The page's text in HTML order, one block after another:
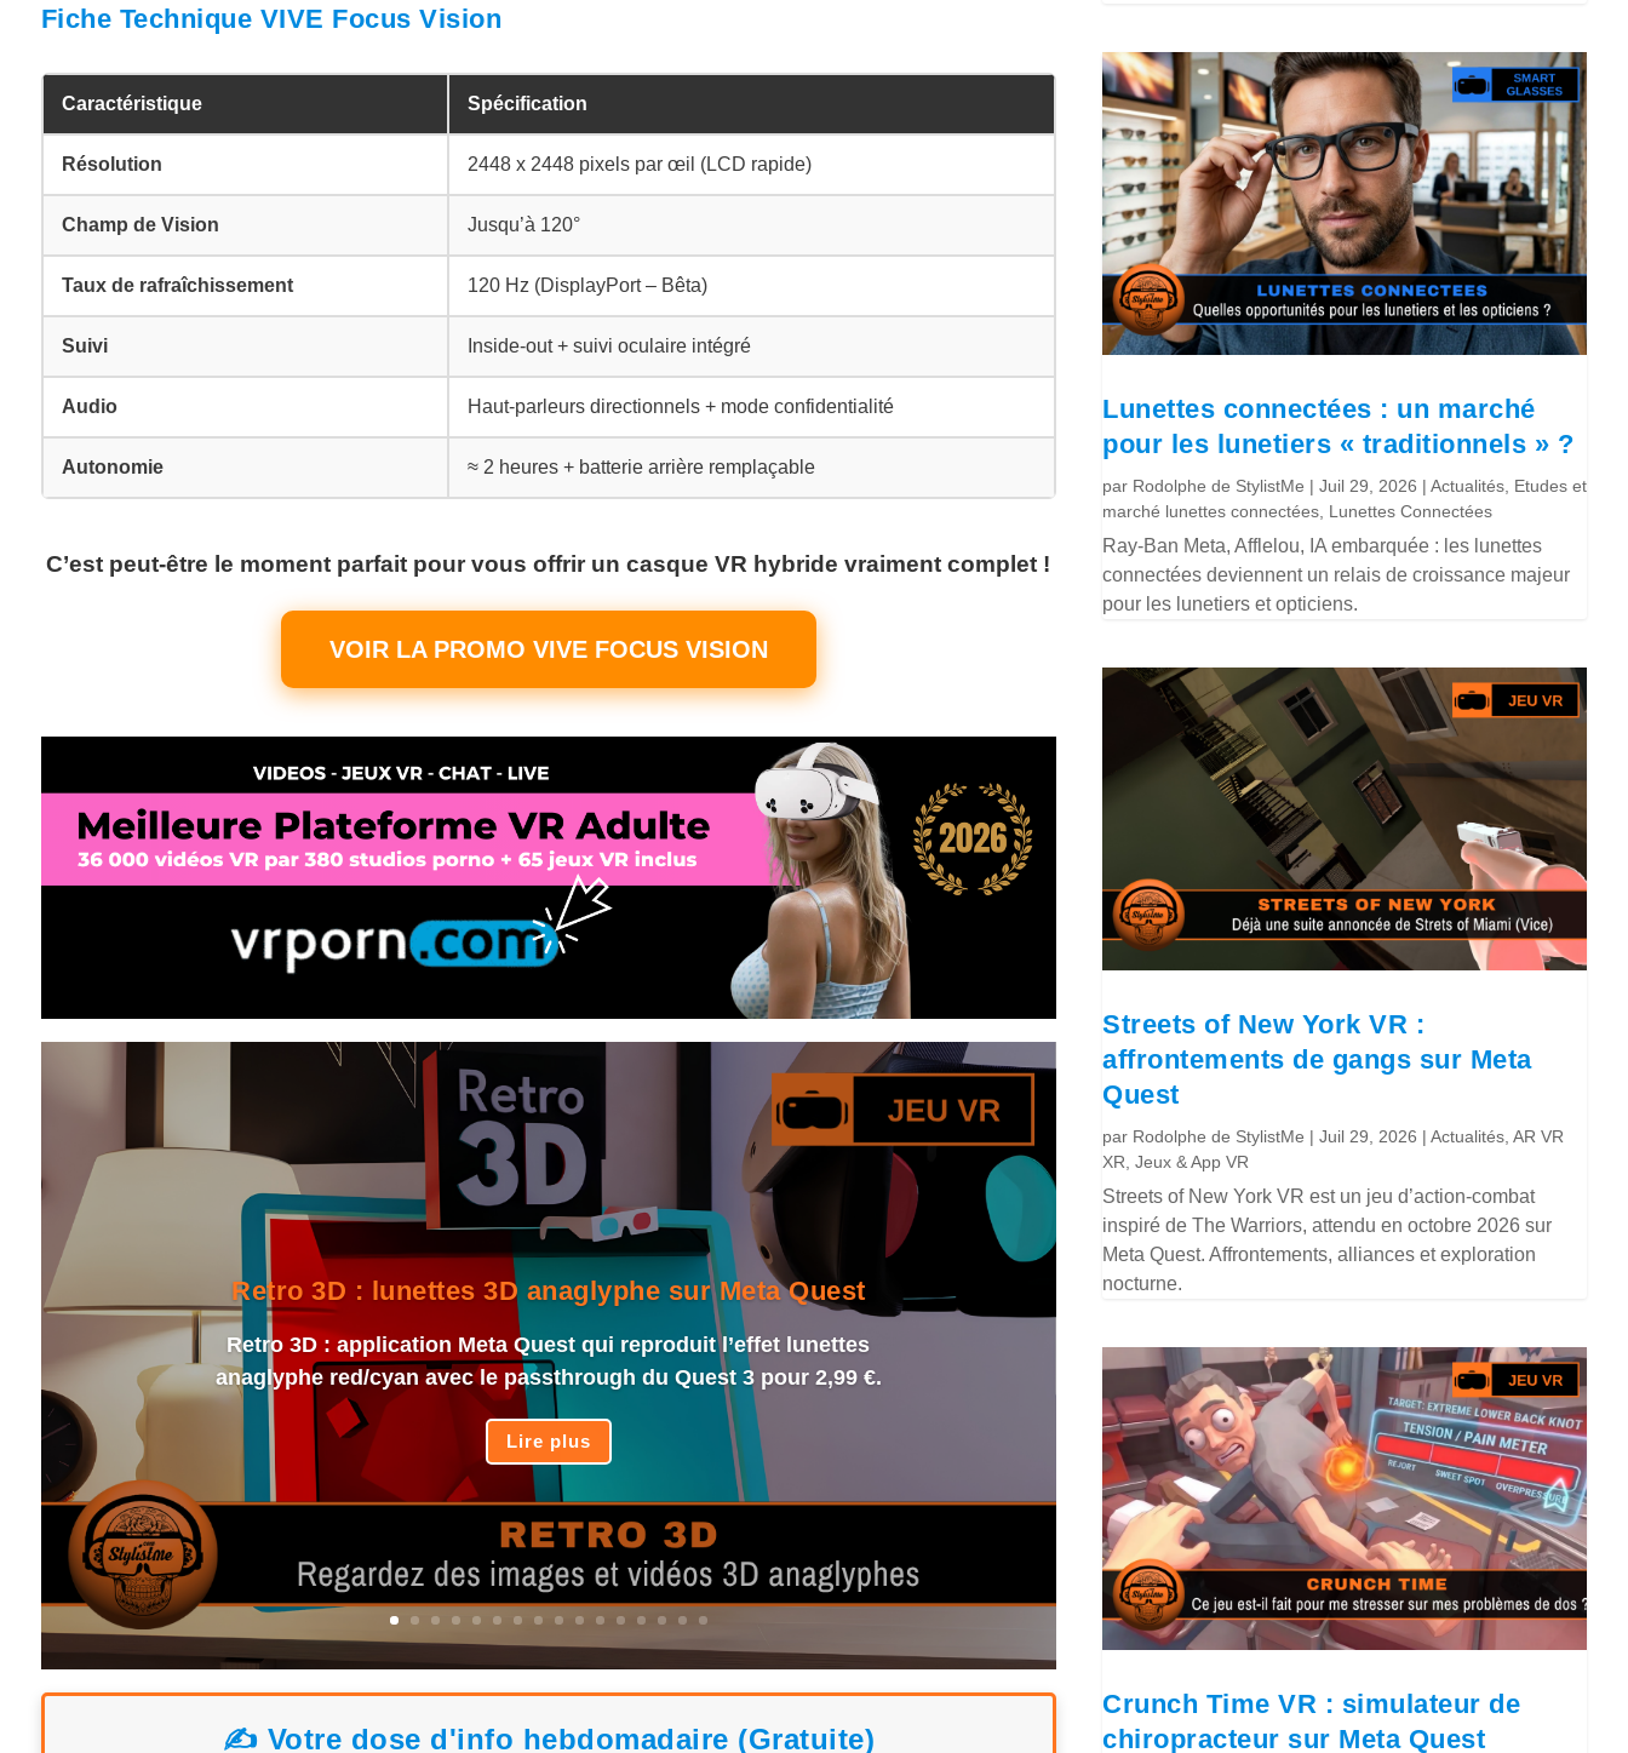
Fiche Technique VIVE Focus Vision
Caractéristique Spécification
Résolution 2448 x 2448 pixels par œil (LCD rapide)
Champ de Vision Jusqu’à 120°
Taux de rafraîchissement 120 Hz (DisplayPort – Bêta)
Suivi Inside-out + suivi oculaire intégré
Audio Haut-parleurs directionnels + mode confidentialité
Autonomie ≈ 2 heures + batterie arrière remplaçable
C’est peut-être le moment parfait pour vous offrir un casque VR hybride vraiment complet !
VOIR LA PROMO VIVE FOCUS VISION
Retro 3D : lunettes 3D anaglyphe sur Meta Quest
Retro 3D : application Meta Quest qui reproduit l’effet lunettes
anaglyphe red/cyan avec le passthrough du Quest 3 pour 2,99 €.
Lire plus
✍️ Votre dose d'info hebdomadaire (Gratuite)
Lunettes connectées : un marché
pour les lunetiers « traditionnels » ?
par Rodolphe de StylistMe |Juil 29, 2026 |Actualités Etudes et
marché lunettes connectées Lunettes Connectées
Ray-Ban Meta, Afflelou, IA embarquée : les lunettes
connectées deviennent un relais de croissance majeur
pour les lunetiers et opticiens.
Streets of New York VR :
affrontements de gangs sur Meta
Quest
par Rodolphe de StylistMe |Juil 29, 2026 |Actualités ,AR VR
XR ,Jeux & App VR
Streets of New York VR est un jeu d’action-combat
inspiré de The Warriors, attendu en octobre 2026 sur
Meta Quest. Affrontements, alliances et exploration
nocturne.
Crunch Time VR : simulateur de
chiropracteur sur Meta Quest